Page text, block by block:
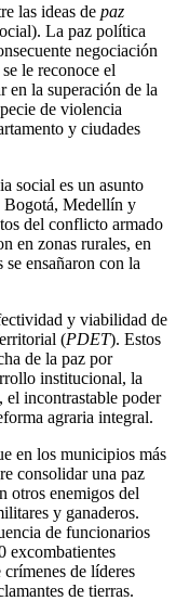
las ideas de paz
La paz política
negociación
le reconoce el
en la superación de la
de violencia
y ciudades
social es un asunto
Bogotá, Medellín y
del conflicto armado
en zonas rurales, en
se ensañaron con la
y viabilidad de
(PDET). Estos
de la paz por
institucional, la
incontrastable poder
agraria integral.
en los municipios más
consolidar una paz
otros enemigos del
y ganaderos.
de funcionarios
excombatientes
de líderes
de tierras.